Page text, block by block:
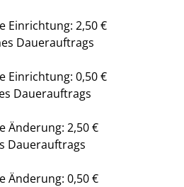
Einrichtung: 2,50 €
Dauerauftrags
Einrichtung: 0,50 €
Dauerauftrags
Änderung: 2,50 €
Dauerauftrags
Änderung: 0,50 €